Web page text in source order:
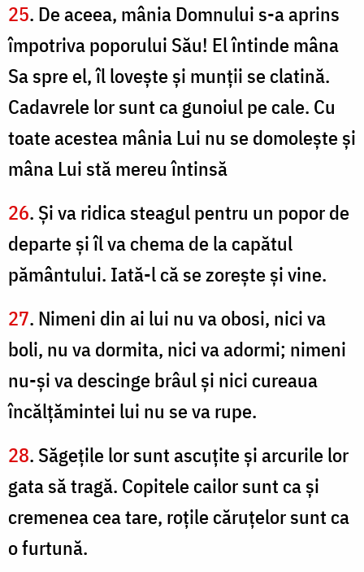
25. De aceea, mânia Domnului s-a aprins
împotriva poporului Său! El întinde mâna
Sa spre el, îl loveşte şi munţii se clatină.
Cadavrele lor sunt ca gunoiul pe cale. Cu
toate acestea mânia Lui nu se domoleşte şi
mâna Lui stă mereu întinsă
26. Şi va ridica steagul pentru un popor de
departe şi îl va chema de la capătul
pământului. Iată-l că se zoreşte şi vine.
27. Nimeni din ai lui nu va obosi, nici va
boli, nu va dormita, nici va adormi; nimeni
nu-şi va descinge brâul şi nici cureaua
încălţămintei lui nu se va rupe.
28. Săgeţile lor sunt ascuţite şi arcurile lor
gata să tragă. Copitele cailor sunt ca şi
cremenea cea tare, roţile căruţelor sunt ca
o furtună.